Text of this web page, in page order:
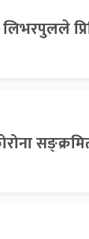
लिभरपुलले